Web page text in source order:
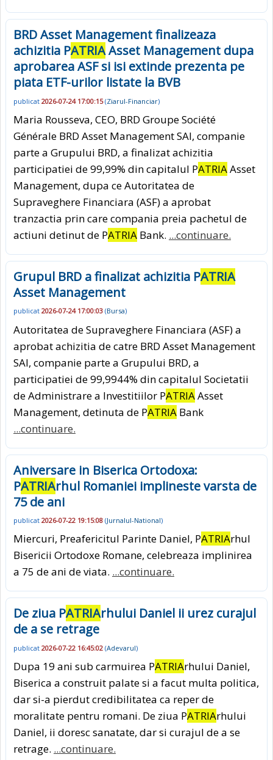
BRD Asset Management finalizeaza
achizitia PATRIAAsset Management dupa
aprobarea ASF si isi extinde prezenta pe
piata ETF-urilor listate la BVB
publicat 2026-07-24 17:00:15(Ziarul-Financiar)
Maria Rousseva, CEO, BRD Groupe Société
Générale BRD Asset Management SAI, companie
parte a Grupului BRD, a finalizat achizitia
participatiei de 99,99% din capitalul PATRIAAsset
Management, dupa ce Autoritatea de
Supraveghere Financiara (ASF) a aprobat
tranzactia prin care compania preia pachetul de
actiuni detinut de PATRIA Bank. ...continuare.
Grupul BRD a finalizat achizitia PATRIA
Asset Management
publicat 2026-07-24 17:00:03 (Bursa)
Autoritatea de Supraveghere Financiara (ASF) a
aprobat achizitia de catre BRD Asset Management
SAI, companie parte a Grupului BRD, a
participatiei de 99,9944% din capitalul Societatii
de Administrare a Investitiilor PATRIAAsset
Management, detinuta de PATRIA Bank
...continuare.
Aniversare in Biserica Ortodoxa:
PATRIArhul Romaniei implineste varsta de
75 de ani
publicat 2026-07-22 19:15:08 (Jurnalul-National)
Miercuri, Preafericitul Parinte Daniel, PATRIArhul
Bisericii Ortodoxe Romane, celebreaza implinirea
a 75 de ani de viata. ...continuare.
De ziua PATRIArhului Daniel ii urez curajul
de a se retrage
publicat 2026-07-22 16:45:02 (Adevarul)
Dupa 19 ani sub carmuirea PATRIArhului Daniel,
Biserica a construit palate si a facut multa politica,
dar si-a pierdut credibilitatea ca reper de
moralitate pentru romani. De ziua PATRIArhului
Daniel, ii doresc sanatate, dar si curajul de a se
retrage. ...continuare.